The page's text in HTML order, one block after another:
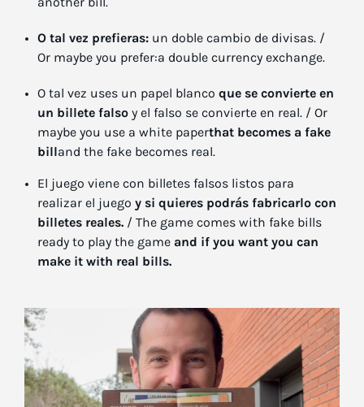
O tal vez prefieras: un doble cambio de divisas. /
Or maybe you prefer:a double currency exchange.
O tal vez uses un papel blanco que se convierte en
un billete falso y el falso se convierte en real. / Or
maybe you use a white paperthat becomes a fake
billand the fake becomes real.
El juego viene con billetes falsos listos para
realizar el juego y si quieres podrás fabricarlo con
billetes reales. / The game comes with fake bills
ready to play the game and if you want you can
make it with real bills.